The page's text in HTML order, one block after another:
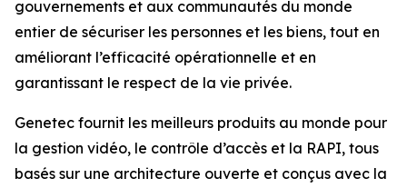
gouvernements et aux communautés du monde
entier de sécuriser les personnes et les biens, tout en
améliorant l’efficacité opérationnelle et en
garantissant le respect de la vie privée.
Genetec fournit les meilleurs produits au monde pour
la gestion vidéo, le contrôle d’accès et la RAPI, tous
basés sur une architecture ouverte et conçus avec la